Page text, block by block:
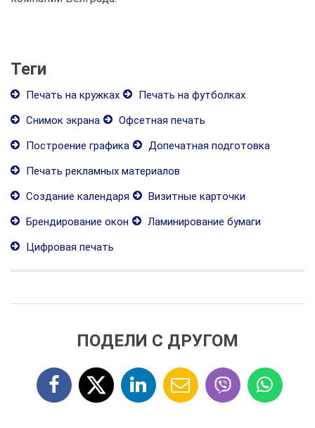
Теги
Печать на кружках
Печать на футболках
Снимок экрана
Офсетная печать
Построение графика
Допечатная подготовка
Печать рекламных материалов
Создание календаря
Визитные карточки
Брендирование окон
Ламинирование бумаги
Цифровая печать
ПОДЕЛИ С ДРУГОМ